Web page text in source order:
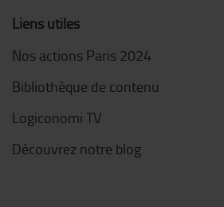
Liens utiles
Nos actions Paris 2024
Bibliothèque de contenu
Logiconomi TV
Découvrez notre blog